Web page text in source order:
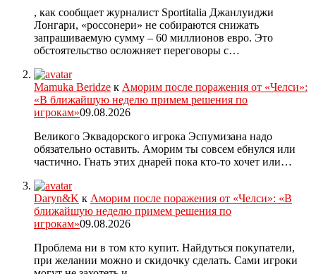
, как сообщает журналист Sportitalia Джанлуиджи
Лонгари, «россонери» не собираются снижать
запрашиваемую сумму – 60 миллионов евро. Это
обстоятельство осложняет переговоры с…
Mamuka Beridze к Аморим после поражения от «Челси»:
«В ближайшую неделю примем решения по
игрокам»09.08.2026
Великого Эквадорского игрока Эспумизана надо
обязательно оставить. Аморим ты совсем ебнулся или
частично. Гнать этих днарей пока кто-то хочет или…
Daryn&K к Аморим после поражения от «Челси»: «В
ближайшую неделю примем решения по
игрокам»09.08.2026
Проблема ни в том кто купит. Найдуться покупатели,
при желании можно и скидочку сделать. Сами игроки